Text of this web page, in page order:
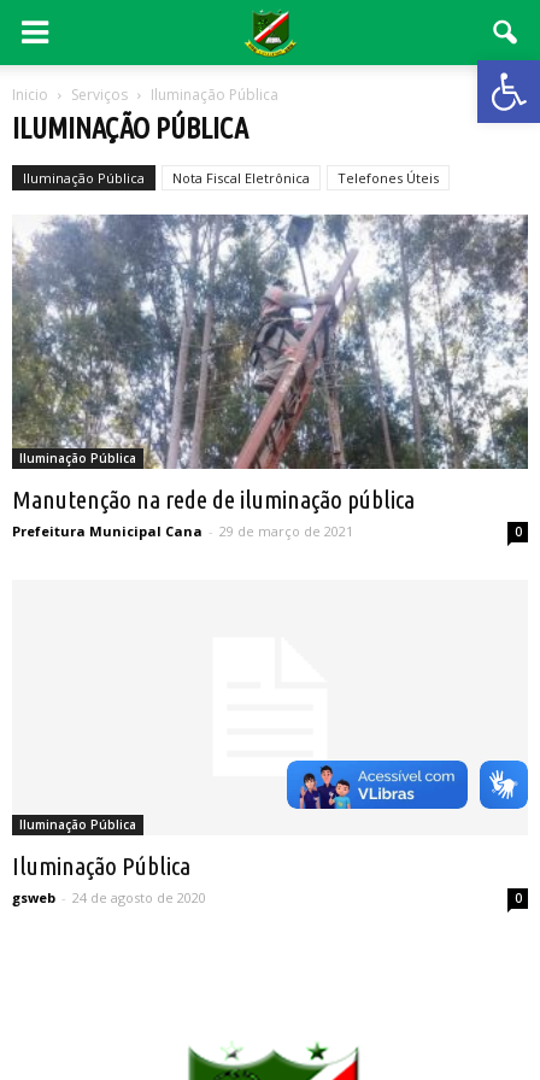
Abrir
Inicio Serviços Iluminação Pública
ILUMINAÇÃO PÚBLICA
Iluminação Pública Nota Fiscal Eletrônica Telefones Úteis
Iluminação Pública
Manutenção na rede de iluminação pública
Prefeitura Municipal Cana - 29 de março de 2021 0
Iluminação Pública
Iluminação Pública
gsweb - 24 de agosto de 2020 0